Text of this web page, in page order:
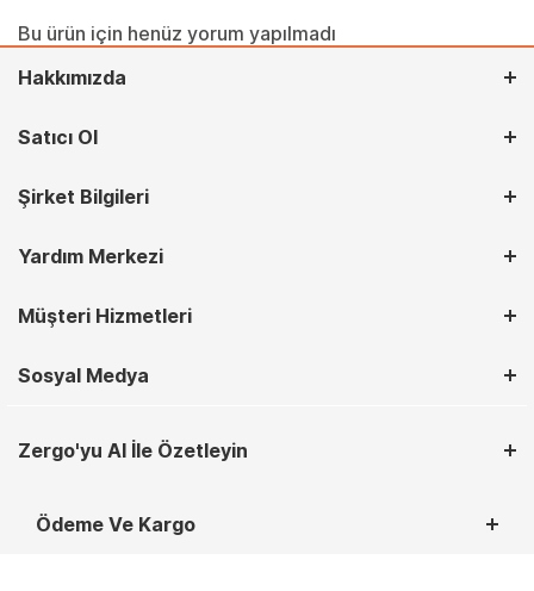
Bu ürün için henüz yorum yapılmadı
Hakkımızda
Satıcı Ol
Şirket Bilgileri
Yardım Merkezi
Müşteri Hizmetleri
Sosyal Medya
Zergo'yu AI İle Özetleyin
Ödeme Ve Kargo